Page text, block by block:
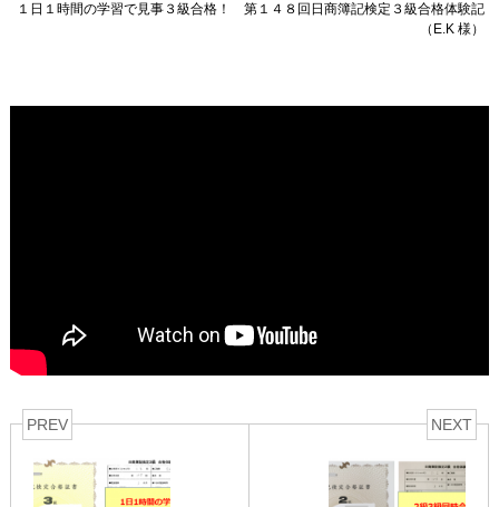
１日１時間の学習で見事３級合格！ 第１４８回日商簿記検定３級合格体験記
（E.K 様）
PREV NEXT